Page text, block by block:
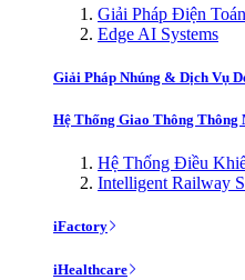
Giải Pháp Điện
Edge AI Systems
Giải Pháp Nhúng & Dịch Vụ
Hệ Thống Giao Thông Thông
Hệ Thống Điều
Intelligent Railway
iFactory
iHealthcare